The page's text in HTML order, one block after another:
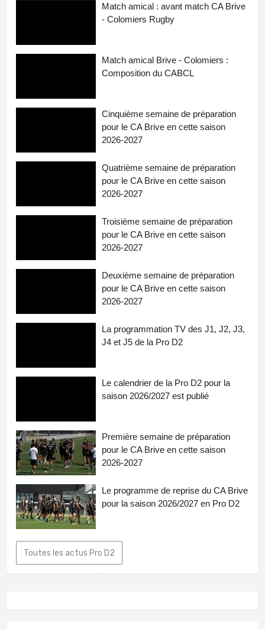
Match amical : avant match CA Brive
- Colomiers Rugby
Match amical Brive - Colomiers :
Composition du CABCL
Cinquième semaine de préparation
pour le CA Brive en cette saison
2026-2027
Quatrième semaine de préparation
pour le CA Brive en cette saison
2026-2027
Troisième semaine de préparation
pour le CA Brive en cette saison
2026-2027
Deuxième semaine de préparation
pour le CA Brive en cette saison
2026-2027
La programmation TV des J1, J2, J3,
J4 et J5 de la Pro D2
Le calendrier de la Pro D2 pour la
saison 2026/2027 est publié
Première semaine de préparation
pour le CA Brive en cette saison
2026-2027
Le programme de reprise du CA Brive
pour la saison 2026/2027 en Pro D2
Toutes les actus Pro D2